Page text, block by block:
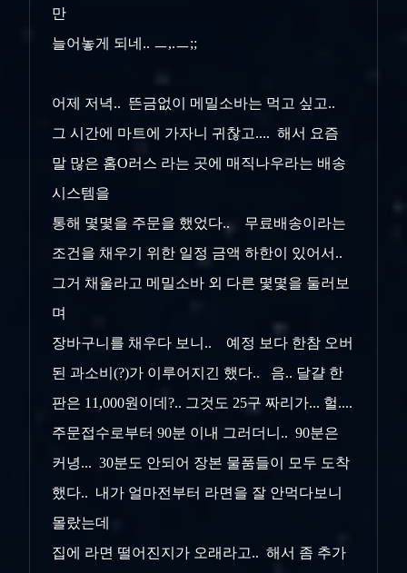
만
늘어놓게 되네.. ㅡ,.ㅡ;;
어제 저녁.. 뜬금없이 메밀소바는 먹고 싶고..
그 시간에 마트에 가자니 귀찮고.... 해서 요즘
말 많은 홈O러스 라는 곳에 매직나우라는 배송
시스템을
통해 몇몇을 주문을 했었다.. 무료배송이라는
조건을 채우기 위한 일정 금액 하한이 있어서..
그거 채울라고 메밀소바 외 다른 몇몇을 둘러보
며
장바구니를 채우다 보니.. 예정 보다 한참 오버
된 과소비(?)가 이루어지긴 했다.. 음.. 달걀 한
판은 11,000원이데?.. 그것도 25구 짜리가... 헐....
주문접수로부터 90분 이내 그러더니.. 90분은
커녕... 30분도 안되어 장본 물품들이 모두 도착
했다.. 내가 얼마전부터 라면을 잘 안먹다보니
몰랐는데
집에 라면 떨어진지가 오래라고.. 해서 좀 추가